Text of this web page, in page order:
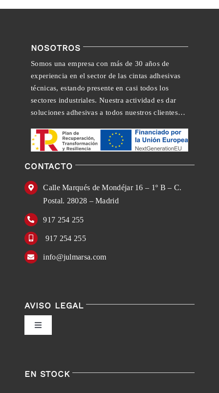
NOSOTROS
Somos una empresa con más de 30 años de
experiencia en el sector de las cintas adhesivas
técnicas, estando presente en casi todos los
sectores industriales. Nuestra actividad es dar
soluciones adhesivas a todos nuestros clientes…
CONTACTO
Calle Marqués de Mondéjar 16 – 1º B – C.
Postal. 28028 – Madrid
917 254 255
917 254 255
info@julmarsa.com
AVISO LEGAL
Toggle
Navigation
EN STOCK